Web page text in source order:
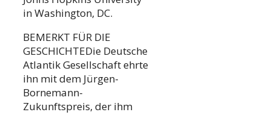
in Washington, DC.
BEMERKT FÜR DIE
GESCHICHTEDie Deutsche
Atlantik Gesellschaft ehrte
ihn mit dem Jürgen-
Bornemann-
Zukunftspreis, der ihm